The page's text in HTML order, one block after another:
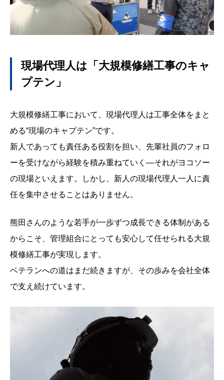
現場代理人は「大規模修繕工事のキャ
プテン」
大規模修繕工事において、現場代理人は工事全体をまと
める“現場のキャプテン”です。
新人であっても責任ある役割を担い、先輩社員のフォロ
ーを受けながら経験を積み重ねていく―それがヨコソー
の現場といえます。しかし、新人の現場代理人一人に責
任を集中させることはありません。
熊田さんのような若手が一歩ずつ成長できる体制がある
からこそ、管理組合にとっても安心して任せられる大規
模修繕工事が実現します。
ベテランへの道はまだ続きますが、その歩みを会社全体
で支え続けています。